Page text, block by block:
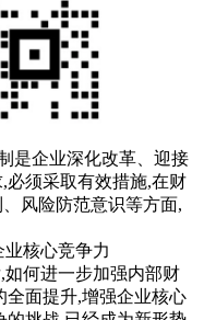
是企业深化改革、迎接
必须采取有效措施,在财
风险防范意识等方面,
核心竞争力
如何进一步加强内部财
全面提升,增强企业核心